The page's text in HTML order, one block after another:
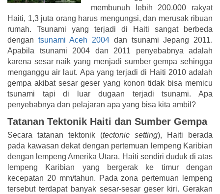
membunuh lebih 200.000 rakyat
Haiti, 1,3 juta orang harus mengungsi, dan merusak ribuan
rumah. Tsunami yang terjadi di Haiti sangat berbeda
dengan tsunami Aceh 2004 dan tsunami Jepang 2011.
Apabila tsunami 2004 dan 2011 penyebabnya adalah
karena sesar naik yang menjadi sumber gempa sehingga
menganggu air laut. Apa yang terjadi di Haiti 2010 adalah
gempa akibat sesar geser yang konon tidak bisa memicu
tsunami tapi di luar dugaan terjadi tsunami. Apa
penyebabnya dan pelajaran apa yang bisa kita ambil?
Tatanan Tektonik Haiti dan Sumber Gempa
Secara tatanan tektonik (tectonic setting), Haiti berada
pada kawasan dekat dengan pertemuan lempeng Karibian
dengan lempeng Amerika Utara. Haiti sendiri duduk di atas
lempeng Karibian yang bergerak ke timur dengan
kecepatan 20 mm/tahun. Pada zona pertemuan lempeng
tersebut terdapat banyak sesar-sesar geser kiri. Gerakan